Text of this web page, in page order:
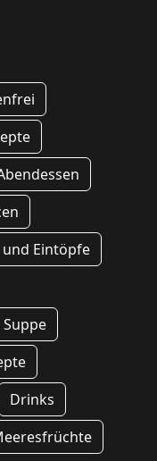
Eintöpfe
Suppe
Drinks